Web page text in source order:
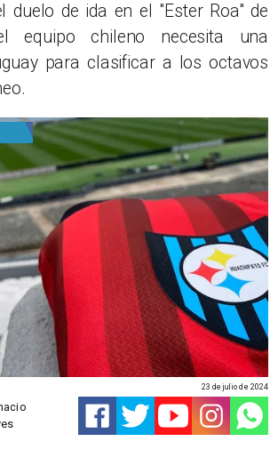
duelo de ida en el "Ester Roa" de
equipo chileno necesita una
para clasificar a los octavos
23 de julio de 2024